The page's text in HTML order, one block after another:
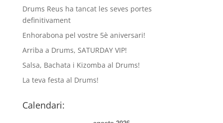
Drums Reus ha tancat les seves portes
definitivament
Enhorabona pel vostre 5è aniversari!
Arriba a Drums, SATURDAY VIP!
Salsa, Bachata i Kizomba al Drums!
La teva festa al Drums!
Calendari: